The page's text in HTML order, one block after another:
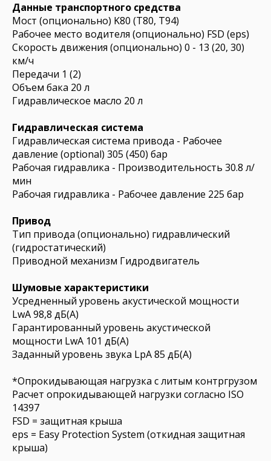
Данные транспортного средства
Мост (опционально) K80 (T80, T94)
Рабочее место водителя (опционально) FSD (eps)
Скорость движения (опционально) 0 - 13 (20, 30)
км/ч
Передачи 1 (2)
Объем бака 20 л
Гидравлическое масло 20 л
Гидравлическая система
Гидравлическая система привода - Рабочее
давление (optional) 305 (450) бар
Рабочая гидравлика - Производительность 30.8 л/
мин
Рабочая гидравлика - Рабочее давление 225 бар
Привод
Тип привода (опционально) гидравлический
(гидростатический)
Приводной механизм Гидродвигатель
Шумовые характеристики
Усредненный уровень акустической мощности
LwA 98,8 дБ(A)
Гарантированный уровень акустической
мощности LwA 101 дБ(A)
Заданный уровень звука LpA 85 дБ(A)
*Опрокидывающая нагрузка с литым контргрузом
Расчет опрокидывающей нагрузки согласно ISO
14397
FSD = защитная крыша
eps = Easy Protection System (откидная защитная
крыша)